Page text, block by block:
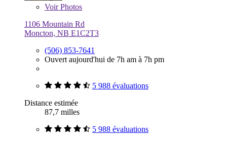
VoirPhotos
1106 Mountain Rd
Moncton, NB E1C2T3
(506) 853-7641
Ouvert aujourd'hui de 7h am à 7h pm
5 988 évaluations
Distance estimée
87,7 milles
5 988 évaluations